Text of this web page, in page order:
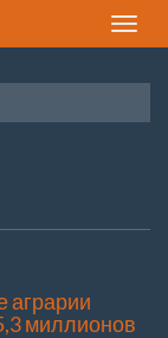
Toggle
аграрии
миллионов